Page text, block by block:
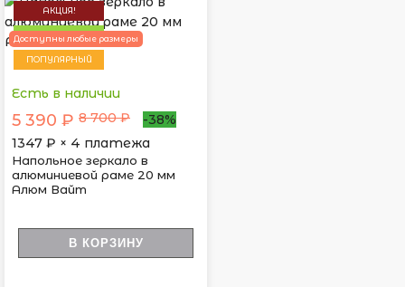
АКЦИЯ!
НОВИНКА
ПОПУЛЯРНЫЙ
Доступны любые размеры
Есть в наличии
5 390 ₽ 8 700 ₽
-38%
1347 ₽ × 4 платежа
Напольное зеркало в
алюминиевой раме 20 мм
Алюм Вайт
В КОРЗИНУ